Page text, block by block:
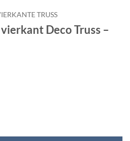
TRUSS
Deco Truss –